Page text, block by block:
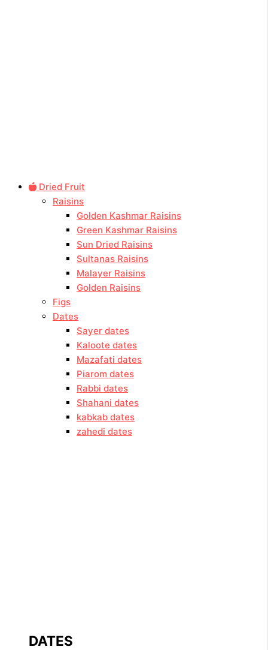
Dried Fruit
Raisins
Golden Kashmar Raisins
Green Kashmar Raisins
Sun Dried Raisins
Sultanas Raisins
Malayer Raisins
Golden Raisins
Figs
Dates
Sayer dates
Kaloote dates
Mazafati dates
Piarom dates
Rabbi dates
Shahani dates
kabkab dates
zahedi dates
DATES